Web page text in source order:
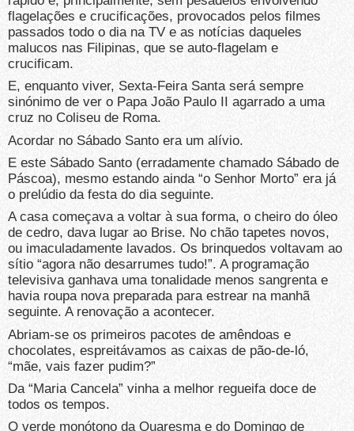
flagelações e crucificações, provocados pelos filmes
passados todo o dia na TV e as notícias daqueles
malucos nas Filipinas, que se auto-flagelam e
crucificam.
E, enquanto viver, Sexta-Feira Santa será sempre
sinónimo de ver o Papa João Paulo II agarrado a uma
cruz no Coliseu de Roma.
Acordar no Sábado Santo era um alívio.
E este Sábado Santo (erradamente chamado Sábado de
Páscoa), mesmo estando ainda “o Senhor Morto” era já
o prelúdio da festa do dia seguinte.
A casa começava a voltar à sua forma, o cheiro do óleo
de cedro, dava lugar ao Brise. No chão tapetes novos,
ou imaculadamente lavados. Os brinquedos voltavam ao
sítio “agora não desarrumes tudo!”. A programação
televisiva ganhava uma tonalidade menos sangrenta e
havia roupa nova preparada para estrear na manhã
seguinte. A renovação a acontecer.
Abriam-se os primeiros pacotes de amêndoas e
chocolates, espreitávamos as caixas de pão-de-ló,
“mãe, vais fazer pudim?”
Da “Maria Cancela” vinha a melhor regueifa doce de
todos os tempos.
O verde monótono da Quaresma e do Domingo de